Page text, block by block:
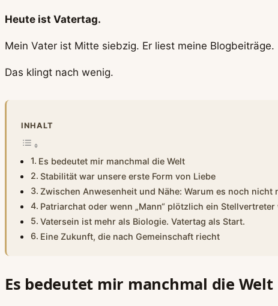
Heute ist Vatertag.
Mein Vater ist Mitte siebzig. Er liest meine Blogbeiträge.
Das klingt nach wenig.
INHALT
Es bedeutet mir manchmal die Welt
Stabilität war unsere erste Form von Liebe
Zwischen Anwesenheit und Nähe: Warum es noch nicht
Patriarchat oder wenn „Mann“ plötzlich ein Stellvertreter
Vatersein ist mehr als Biologie. Vatertag als Start.
Eine Zukunft, die nach Gemeinschaft riecht
Es bedeutet mir manchmal die Welt